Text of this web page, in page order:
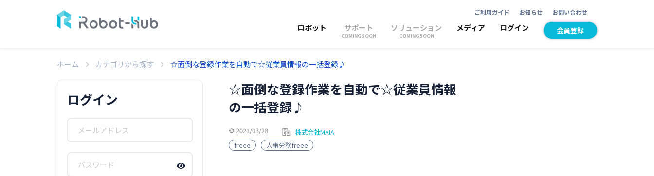
会員登録
ご利用ガイド お知らせ お問い合わせ
ロボット サポート
COMINGSOON
ソリューション
COMINGSOON
メディア ログイン
ホーム カテゴリから探す ☆面倒な登録作業を自動で☆従業員情報の一括登録♪
☆面倒な登録作業を自動で☆従業員情報
の一括登録♪
2021/03/28
株式会社MAIA
freee
人事労務freee
ログイン